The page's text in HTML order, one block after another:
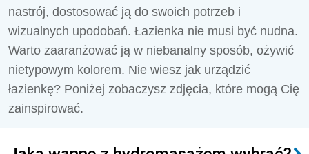
nastrój, dostosować ją do swoich potrzeb i
wizualnych upodobań. Łazienka nie musi być nudna.
Warto zaaranżować ją w niebanalny sposób, ożywić
nietypowym kolorem. Nie wiesz jak urządzić
łazienkę? Poniżej zobaczysz zdjęcia, które mogą Cię
zainspirować.